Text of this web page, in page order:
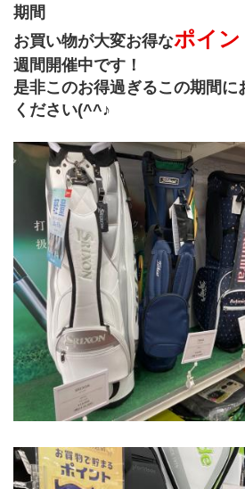
期間
お買い物が大変お得なポイン
週間開催中です！
是非このお得過ぎるこの期間に
ください(^^♪